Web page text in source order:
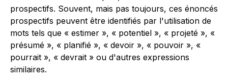
prospectifs. Souvent, mais pas toujours, ces énoncés
prospectifs peuvent être identifiés par l'utilisation de
mots tels que « estimer », « potentiel », « projeté », «
présumé », « planifié », « devoir », « pouvoir », «
pourrait », « devrait » ou d'autres expressions
similaires.